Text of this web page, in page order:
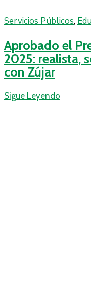
Servicios Públicos‚
Aprobado el
2025: realista,
con Zújar
Sigue Leyendo